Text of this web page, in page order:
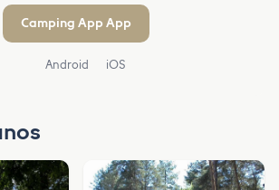
Camping App App
Android iOS